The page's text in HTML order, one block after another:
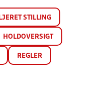
STILLING
HOLDOVERSIGT
REGLER